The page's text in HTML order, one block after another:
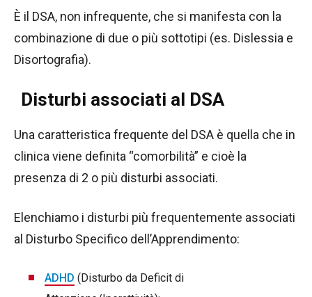
È il DSA, non infrequente, che si manifesta con la
combinazione di due o più sottotipi (es. Dislessia e
Disortografia).
Disturbi associati al DSA
Una caratteristica frequente del DSA è quella che in
clinica viene definita “comorbilità” e cioè la
presenza di 2 o più disturbi associati.
Elenchiamo i disturbi più frequentemente associati
al Disturbo Specifico dell’Apprendimento:
ADHD (Disturbo da Deficit di